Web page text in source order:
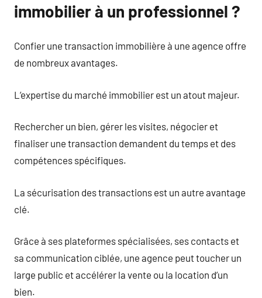
immobilier à un professionnel ?
Confier une transaction immobilière à une agence offre
de nombreux avantages.
L’expertise du marché immobilier est un atout majeur.
Rechercher un bien, gérer les visites, négocier et
finaliser une transaction demandent du temps et des
compétences spécifiques.
La sécurisation des transactions est un autre avantage
clé.
Grâce à ses plateformes spécialisées, ses contacts et
sa communication ciblée, une agence peut toucher un
large public et accélérer la vente ou la location d’un
bien.